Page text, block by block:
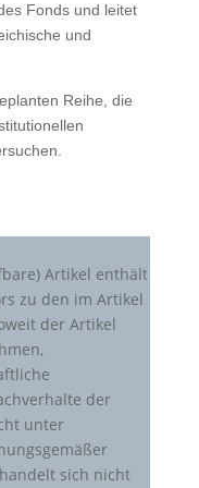
Fonds und leitet
und
Reihe, die
Artikel enthält
zu den im Artikel
der Artikel
der
unter
handelt sich nicht